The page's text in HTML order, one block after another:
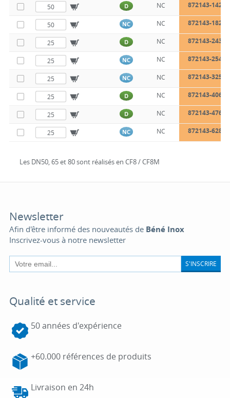
D NC 872143-1424
NC NC 872143-1828
D NC 872143-2436
NC NC 872143-2545
NC NC 872143-3252
D NC 872143-4060
D NC 872143-4767
NC NC 872143-6282
Les DN50, 65 et 80 sont réalisés en CF8 / CF8M
Newsletter
Afin d'être informé des nouveautés de Béné Inox
Inscrivez-vous à notre newsletter
S'INSCRIRE
Qualité et service
50 années d'expérience
+60.000 références de produits
Livraison en 24h